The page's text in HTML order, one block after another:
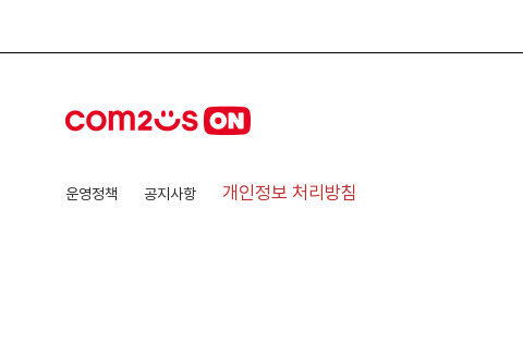
운영정책 공지사항 개인정보 처리방침